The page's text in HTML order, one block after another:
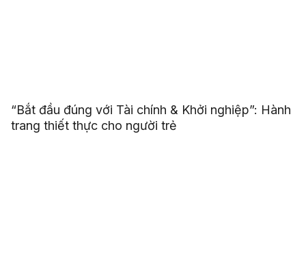
“Bắt đầu đúng với Tài chính & Khởi nghiệp”: Hành
trang thiết thực cho người trẻ